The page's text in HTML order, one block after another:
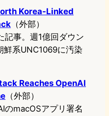
Korea-Linked
（外部）
記事。週1億回ダウン
鮮系UNC1069に汚染
Reaches OpenAI
（外部）
のmacOSアプリ署名